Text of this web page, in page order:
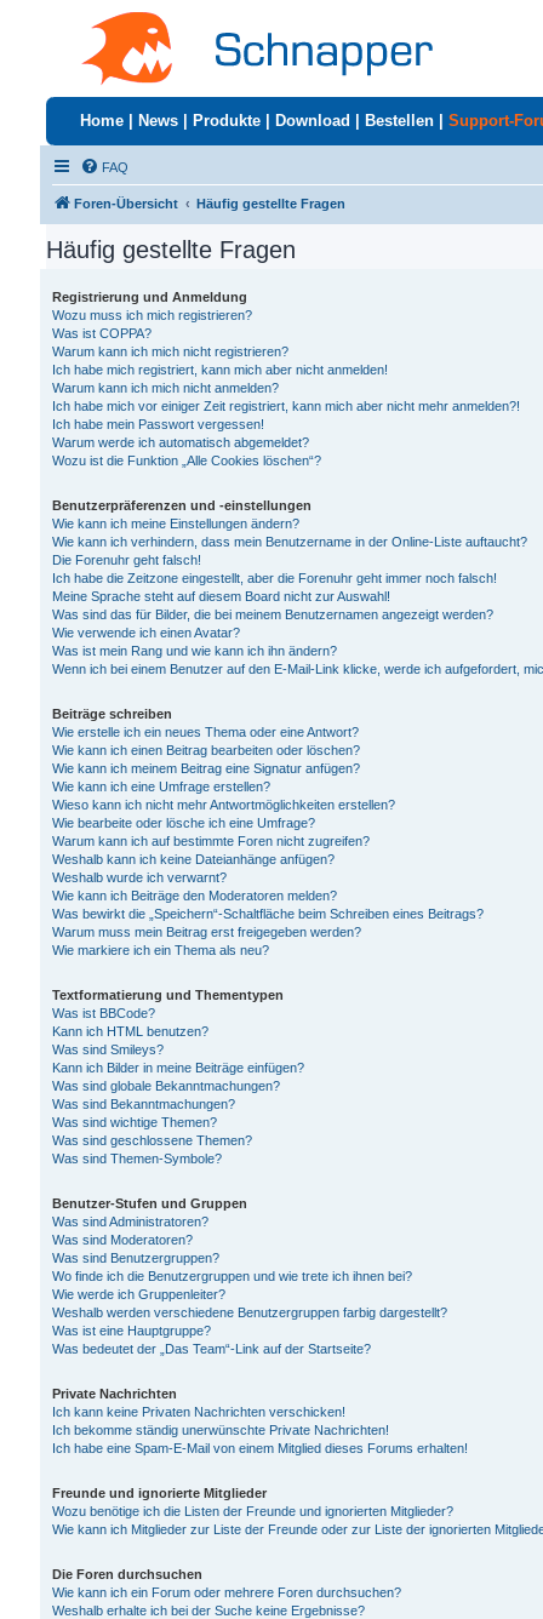
Home News Produkte Download Bestellen Support-
FAQ
Foren-Übersicht Häufig gestellte Fragen
Häufig gestellte Fragen
Registrierung und Anmeldung
Wozu muss ich mich registrieren?
Was ist COPPA?
Warum kann ich mich nicht registrieren?
Ich habe mich registriert, kann mich aber nicht anmelden!
Warum kann ich mich nicht anmelden?
Ich habe mich vor einiger Zeit registriert, kann mich aber nicht mehr anmelden?!
Ich habe mein Passwort vergessen!
Warum werde ich automatisch abgemeldet?
Wozu ist die Funktion „Alle Cookies löschen“?
Benutzerpräferenzen und -einstellungen
Wie kann ich meine Einstellungen ändern?
Wie kann ich verhindern, dass mein Benutzername in der Online-Liste auftaucht?
Die Forenuhr geht falsch!
Ich habe die Zeitzone eingestellt, aber die Forenuhr geht immer noch falsch!
Meine Sprache steht auf diesem Board nicht zur Auswahl!
Was sind das für Bilder, die bei meinem Benutzernamen angezeigt werden?
Wie verwende ich einen Avatar?
Was ist mein Rang und wie kann ich ihn ändern?
Wenn ich bei einem Benutzer auf den E-Mail-Link klicke, werde ich aufgefordert,
Beiträge schreiben
Wie erstelle ich ein neues Thema oder eine Antwort?
Wie kann ich einen Beitrag bearbeiten oder löschen?
Wie kann ich meinem Beitrag eine Signatur anfügen?
Wie kann ich eine Umfrage erstellen?
Wieso kann ich nicht mehr Antwortmöglichkeiten erstellen?
Wie bearbeite oder lösche ich eine Umfrage?
Warum kann ich auf bestimmte Foren nicht zugreifen?
Weshalb kann ich keine Dateianhänge anfügen?
Weshalb wurde ich verwarnt?
Wie kann ich Beiträge den Moderatoren melden?
Was bewirkt die „Speichern“-Schaltfläche beim Schreiben eines Beitrags?
Warum muss mein Beitrag erst freigegeben werden?
Wie markiere ich ein Thema als neu?
Textformatierung und Thementypen
Was ist BBCode?
Kann ich HTML benutzen?
Was sind Smileys?
Kann ich Bilder in meine Beiträge einfügen?
Was sind globale Bekanntmachungen?
Was sind Bekanntmachungen?
Was sind wichtige Themen?
Was sind geschlossene Themen?
Was sind Themen-Symbole?
Benutzer-Stufen und Gruppen
Was sind Administratoren?
Was sind Moderatoren?
Was sind Benutzergruppen?
Wo finde ich die Benutzergruppen und wie trete ich ihnen bei?
Wie werde ich Gruppenleiter?
Weshalb werden verschiedene Benutzergruppen farbig dargestellt?
Was ist eine Hauptgruppe?
Was bedeutet der „Das Team“-Link auf der Startseite?
Private Nachrichten
Ich kann keine Privaten Nachrichten verschicken!
Ich bekomme ständig unerwünschte Private Nachrichten!
Ich habe eine Spam-E-Mail von einem Mitglied dieses Forums erhalten!
Freunde und ignorierte Mitglieder
Wozu benötige ich die Listen der Freunde und ignorierten Mitglieder?
Wie kann ich Mitglieder zur Liste der Freunde oder zur Liste der ignorierten
Die Foren durchsuchen
Wie kann ich ein Forum oder mehrere Foren durchsuchen?
Weshalb erhalte ich bei der Suche keine Ergebnisse?